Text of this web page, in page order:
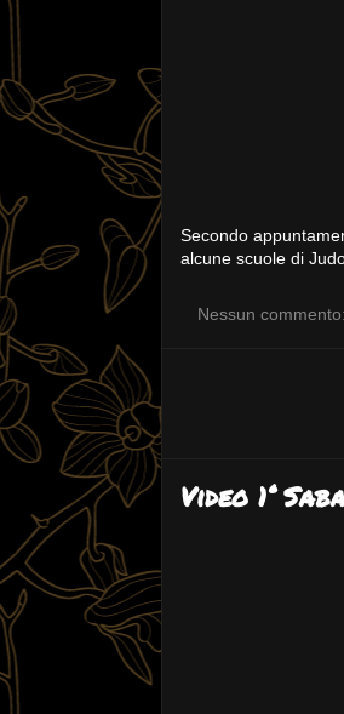
Secondo
alcune scuole di
Nessun commento:
Video 1°